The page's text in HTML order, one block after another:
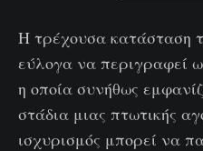
Η τρέχουσα κατάσταση
εύλογα να περιγραφεί
η οποία συνήθως
στάδια μιας πτωτικής
ισχυρισμός μπορεί να